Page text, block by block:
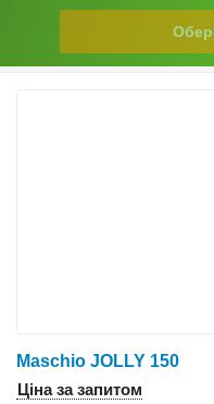
Maschio JOLLY 150
Ціна за запитом